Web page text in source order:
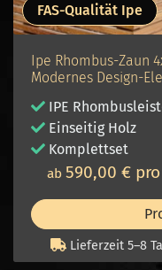
FAS-Qualität Ipe
Ipe Rhombus-Zaun
Modernes Design-
IPE
Einseitig Holz
Komplettset
ab590,00 € pro
Lieferzeit 5–8